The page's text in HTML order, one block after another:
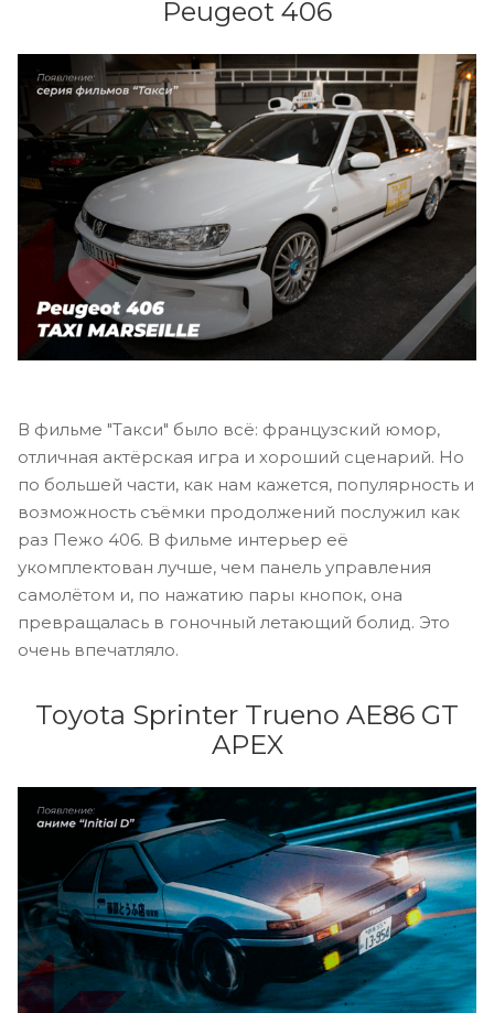
Peugeot 406
В фильме "Такси" было всё: французский юмор,
отличная актёрская игра и хороший сценарий. Но
по большей части, как нам кажется, популярность и
возможность съёмки продолжений послужил как
раз Пежо 406. В фильме интерьер её
укомплектован лучше, чем панель управления
самолётом и, по нажатию пары кнопок, она
превращалась в гоночный летающий болид. Это
очень впечатляло.
Toyota Sprinter Trueno AE86 GT
APEX